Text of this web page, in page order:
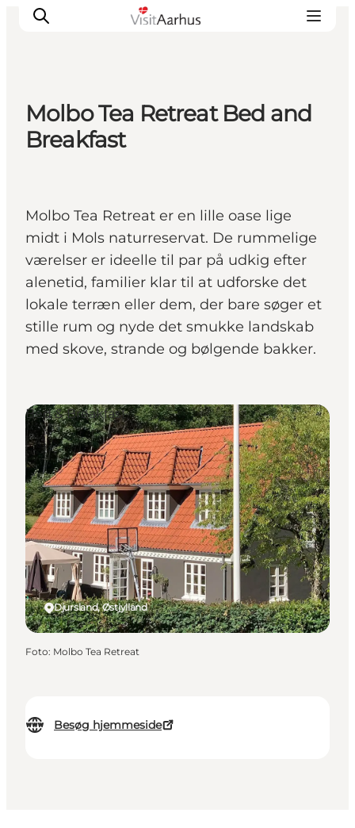
Oplevelser
Transport
Molbo Tea Retreat Bed and
Breakfast
Molbo Tea Retreat er en lille oase lige
midt i Mols naturreservat. De rummelige
værelser er ideelle til par på udkig efter
alenetid, familier klar til at udforske det
lokale terræn eller dem, der bare søger et
stille rum og nyde det smukke landskab
med skove, strande og bølgende bakker.
Besøg hjemmeside
Djursland, Østjylland
Bed & Breakfast
Foto: Molbo Tea Retreat